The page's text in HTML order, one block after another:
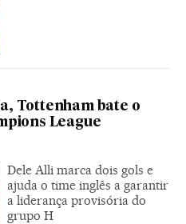
Tottenham bate o
League
Dele Alli marca dois gols e
ajuda o time inglês a garantir
a liderança provisória do
grupo H